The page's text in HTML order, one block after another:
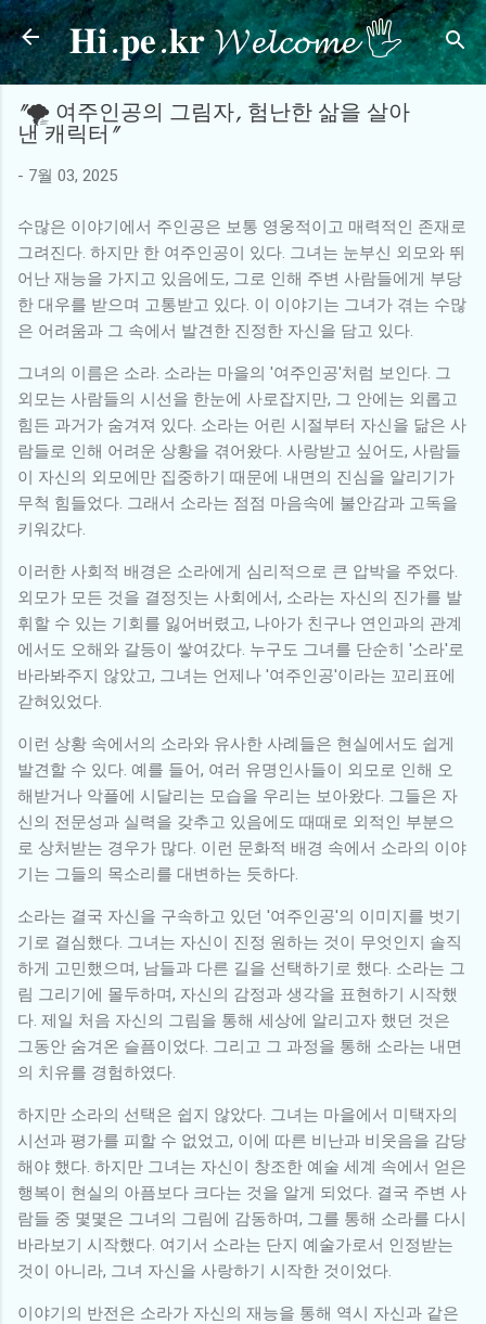
기본 콘텐츠로 건너뛰기
𝐇𝐢.𝐩𝐞.𝐤𝐫 𝓦𝓮𝓵𝓬𝓸𝓶𝓮 🖐
"🌪️ 여주인공의 그림자, 험난한 삶을 살아
낸 캐릭터"
- 7월 03, 2025
수많은 이야기에서 주인공은 보통 영웅적이고 매력적인 존재로
그려진다. 하지만 한 여주인공이 있다. 그녀는 눈부신 외모와 뛰
어난 재능을 가지고 있음에도, 그로 인해 주변 사람들에게 부당
한 대우를 받으며 고통받고 있다. 이 이야기는 그녀가 겪는 수많
은 어려움과 그 속에서 발견한 진정한 자신을 담고 있다.
그녀의 이름은 소라. 소라는 마을의 '여주인공'처럼 보인다. 그
외모는 사람들의 시선을 한눈에 사로잡지만, 그 안에는 외롭고
힘든 과거가 숨겨져 있다. 소라는 어린 시절부터 자신을 닮은 사
람들로 인해 어려운 상황을 겪어왔다. 사랑받고 싶어도, 사람들
이 자신의 외모에만 집중하기 때문에 내면의 진심을 알리기가
무척 힘들었다. 그래서 소라는 점점 마음속에 불안감과 고독을
키워갔다.
이러한 사회적 배경은 소라에게 심리적으로 큰 압박을 주었다.
외모가 모든 것을 결정짓는 사회에서, 소라는 자신의 진가를 발
휘할 수 있는 기회를 잃어버렸고, 나아가 친구나 연인과의 관계
에서도 오해와 갈등이 쌓여갔다. 누구도 그녀를 단순히 '소라'로
바라봐주지 않았고, 그녀는 언제나 '여주인공'이라는 꼬리표에
갇혀있었다.
이런 상황 속에서의 소라와 유사한 사례들은 현실에서도 쉽게
발견할 수 있다. 예를 들어, 여러 유명인사들이 외모로 인해 오
해받거나 악플에 시달리는 모습을 우리는 보아왔다. 그들은 자
신의 전문성과 실력을 갖추고 있음에도 때때로 외적인 부분으
로 상처받는 경우가 많다. 이런 문화적 배경 속에서 소라의 이야
기는 그들의 목소리를 대변하는 듯하다.
소라는 결국 자신을 구속하고 있던 '여주인공'의 이미지를 벗기
기로 결심했다. 그녀는 자신이 진정 원하는 것이 무엇인지 솔직
하게 고민했으며, 남들과 다른 길을 선택하기로 했다. 소라는 그
림 그리기에 몰두하며, 자신의 감정과 생각을 표현하기 시작했
다. 제일 처음 자신의 그림을 통해 세상에 알리고자 했던 것은
그동안 숨겨온 슬픔이었다. 그리고 그 과정을 통해 소라는 내면
의 치유를 경험하였다.
하지만 소라의 선택은 쉽지 않았다. 그녀는 마을에서 미택자의
시선과 평가를 피할 수 없었고, 이에 따른 비난과 비웃음을 감당
해야 했다. 하지만 그녀는 자신이 창조한 예술 세계 속에서 얻은
행복이 현실의 아픔보다 크다는 것을 알게 되었다. 결국 주변 사
람들 중 몇몇은 그녀의 그림에 감동하며, 그를 통해 소라를 다시
바라보기 시작했다. 여기서 소라는 단지 예술가로서 인정받는
것이 아니라, 그녀 자신을 사랑하기 시작한 것이었다.
이야기의 반전은 소라가 자신의 재능을 통해 역시 자신과 같은